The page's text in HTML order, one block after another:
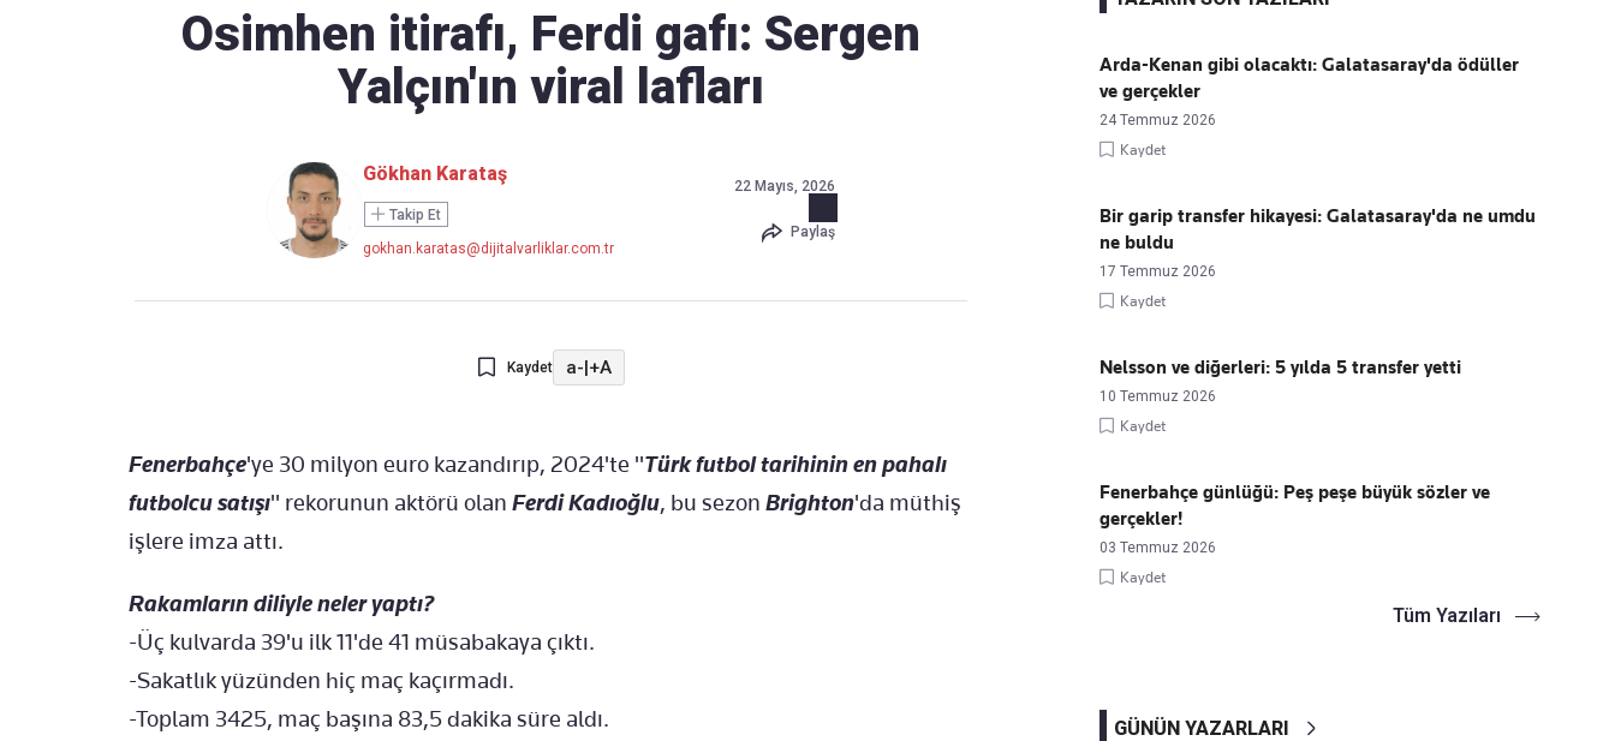
Takip Edin
Haber Verin
Ücretsiz üye olun, gündemi
şekillendiren gelişmeleri önce siz duyun
Osimhen itirafı, Ferdi gafı: Sergen
Yalçın'ın viral lafları
Gökhan Karataş
Takip Et
gokhan.karatas@dijitalvarliklar.com.tr
22 Mayıs, 2026
Paylaş
Kaydet a-|+A
Fenerbahçe'ye 30 milyon euro kazandırıp, 2024'te "Türk futbol tarihinin en pahalı
futbolcu satışı" rekorunun aktörü olan Ferdi Kadıoğlu, bu sezon Brighton'da müthiş
işlere imza attı.
Rakamların diliyle neler yaptı?
-Üç kulvarda 39'u ilk 11'de 41 müsabakaya çıktı.
-Sakatlık yüzünden hiç maç kaçırmadı.
-Toplam 3425, maç başına 83,5 dakika süre aldı.
Arda-Kenan gibi olacaktı: Galatasaray'da ödüller
ve gerçekler
24 Temmuz 2026
Kaydet
Bir garip transfer hikayesi: Galatasaray'da ne umdu
ne buldu
17 Temmuz 2026
Kaydet
Nelsson ve diğerleri: 5 yılda 5 transfer yetti
10 Temmuz 2026
Kaydet
Fenerbahçe günlüğü: Peş peşe büyük sözler ve
gerçekler!
03 Temmuz 2026
Kaydet
Tüm Yazıları
GÜNÜN YAZARLARI